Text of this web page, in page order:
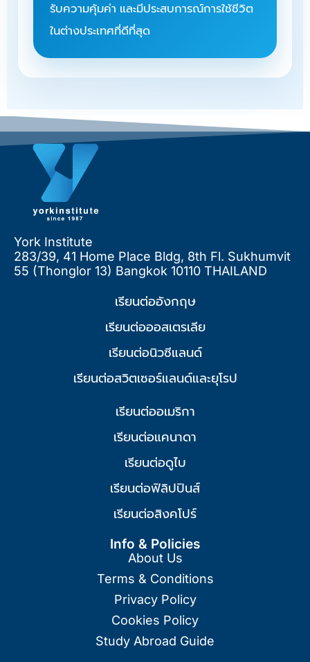
รับความคุ้มค่า และมีประสบการณ์การใช้ชีวิต
ในต่างประเทศที่ดีที่สุด
York Institute
283/39, 41 Home Place Bldg, 8th Fl. Sukhumvit
55 (Thonglor 13) Bangkok 10110 THAILAND
เรียนต่ออังกฤษ
เรียนต่อออสเตรเลีย
เรียนต่อนิวซีแลนด์
เรียนต่อสวิตเซอร์แลนด์และยุโรป
เรียนต่ออเมริกา
เรียนต่อแคนาดา
เรียนต่อดูไบ
เรียนต่อฟิลิปปินส์
เรียนต่อสิงคโปร์
Info & Policies
About Us
Terms & Conditions
Privacy Policy
Cookies Policy
Study Abroad Guide